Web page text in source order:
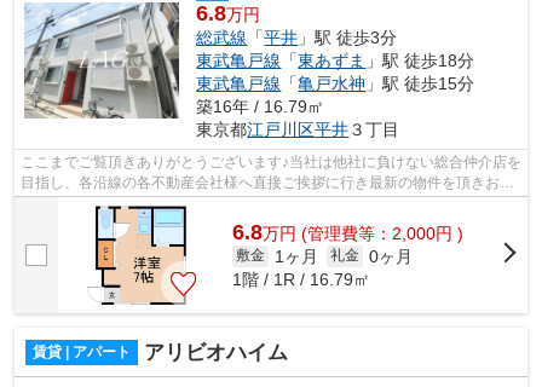
6.8万円
総武線 「平井 」駅 徒歩3分
東武亀戸線 「東あずま 」駅 徒歩18分
東武亀戸線 「亀戸水神 」駅 徒歩15分
築16年 / 16.79㎡
東京都江戸川区平井３丁目
ここまでご覧頂きありがとうございます♪当社は他社に負けない総合仲介店を
目指し、各沿線の各不動産会社様へ直接ご挨拶に行き最新の物件を頂きお客
様へ提供しております！最新の情報は...
6.8万円 (管理費等：2,000円 )
敷金 1ヶ月 礼金 0ヶ月
1階 / 1R / 16.79㎡
賃貸 | アパート アリビオハイム